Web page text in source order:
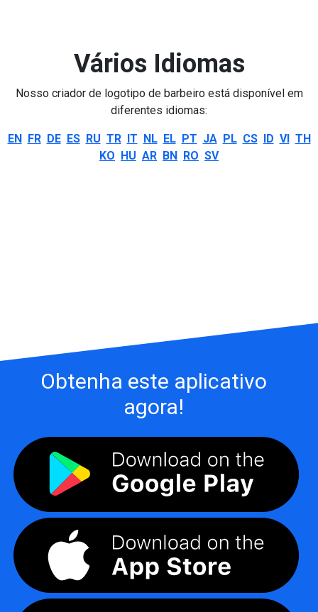
Vários Idiomas
Nosso criador de logotipo de barbeiro está disponível em
diferentes idiomas:
EN FR DE ES RU TR IT NL EL PT JA PL CS ID VI TH
KO HU AR BN RO SV
Obtenha este aplicativo
agora!